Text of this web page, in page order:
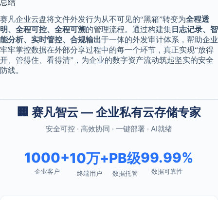
总结
赛凡企业云盘将文件外发行为从不可见的“黑箱”转变为全程透
明、全程可控、全程可溯的管理流程。通过构建集 日志记录、智
能分析、实时管控、合规输出于一体的外发审计体系，帮助企业
牢牢掌控数据在外部分享过程中的每一个环节，真正实现“放得
开、管得住、看得清”，为企业的数字资产流动筑起坚实的安全
防线。
🏢 赛凡智云 — 企业私有云存储专家
安全可控 · 高效协同 · 一键部署 · AI就绪
1000+
企业客户
10万+
终端用户
PB级
数据托管
99.99%
数据可靠性